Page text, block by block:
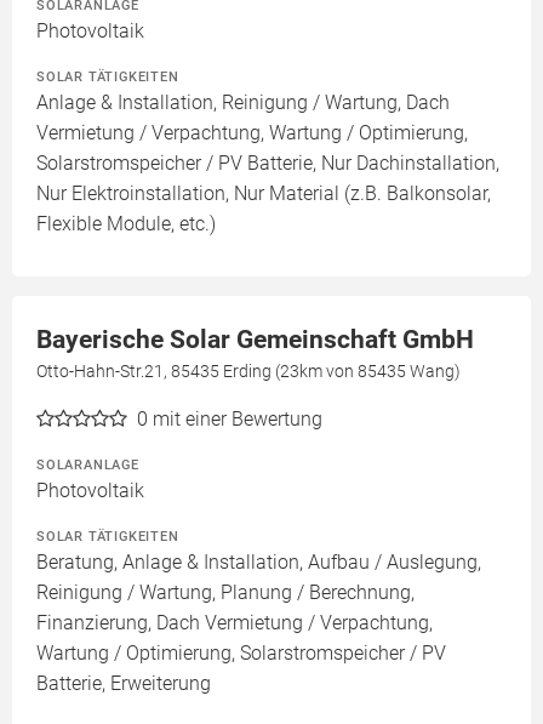
SOLARANLAGE
Photovoltaik
SOLAR TÄTIGKEITEN
Anlage & Installation, Reinigung / Wartung, Dach
Vermietung / Verpachtung, Wartung / Optimierung,
Solarstromspeicher / PV Batterie, Nur Dachinstallation,
Nur Elektroinstallation, Nur Material (z.B. Balkonsolar,
Flexible Module, etc.)
Bayerische Solar Gemeinschaft GmbH
Otto-Hahn-Str.21, 85435 Erding (23km von 85435 Wang)
0 mit einer Bewertung
SOLARANLAGE
Photovoltaik
SOLAR TÄTIGKEITEN
Beratung, Anlage & Installation, Aufbau / Auslegung,
Reinigung / Wartung, Planung / Berechnung,
Finanzierung, Dach Vermietung / Verpachtung,
Wartung / Optimierung, Solarstromspeicher / PV
Batterie, Erweiterung